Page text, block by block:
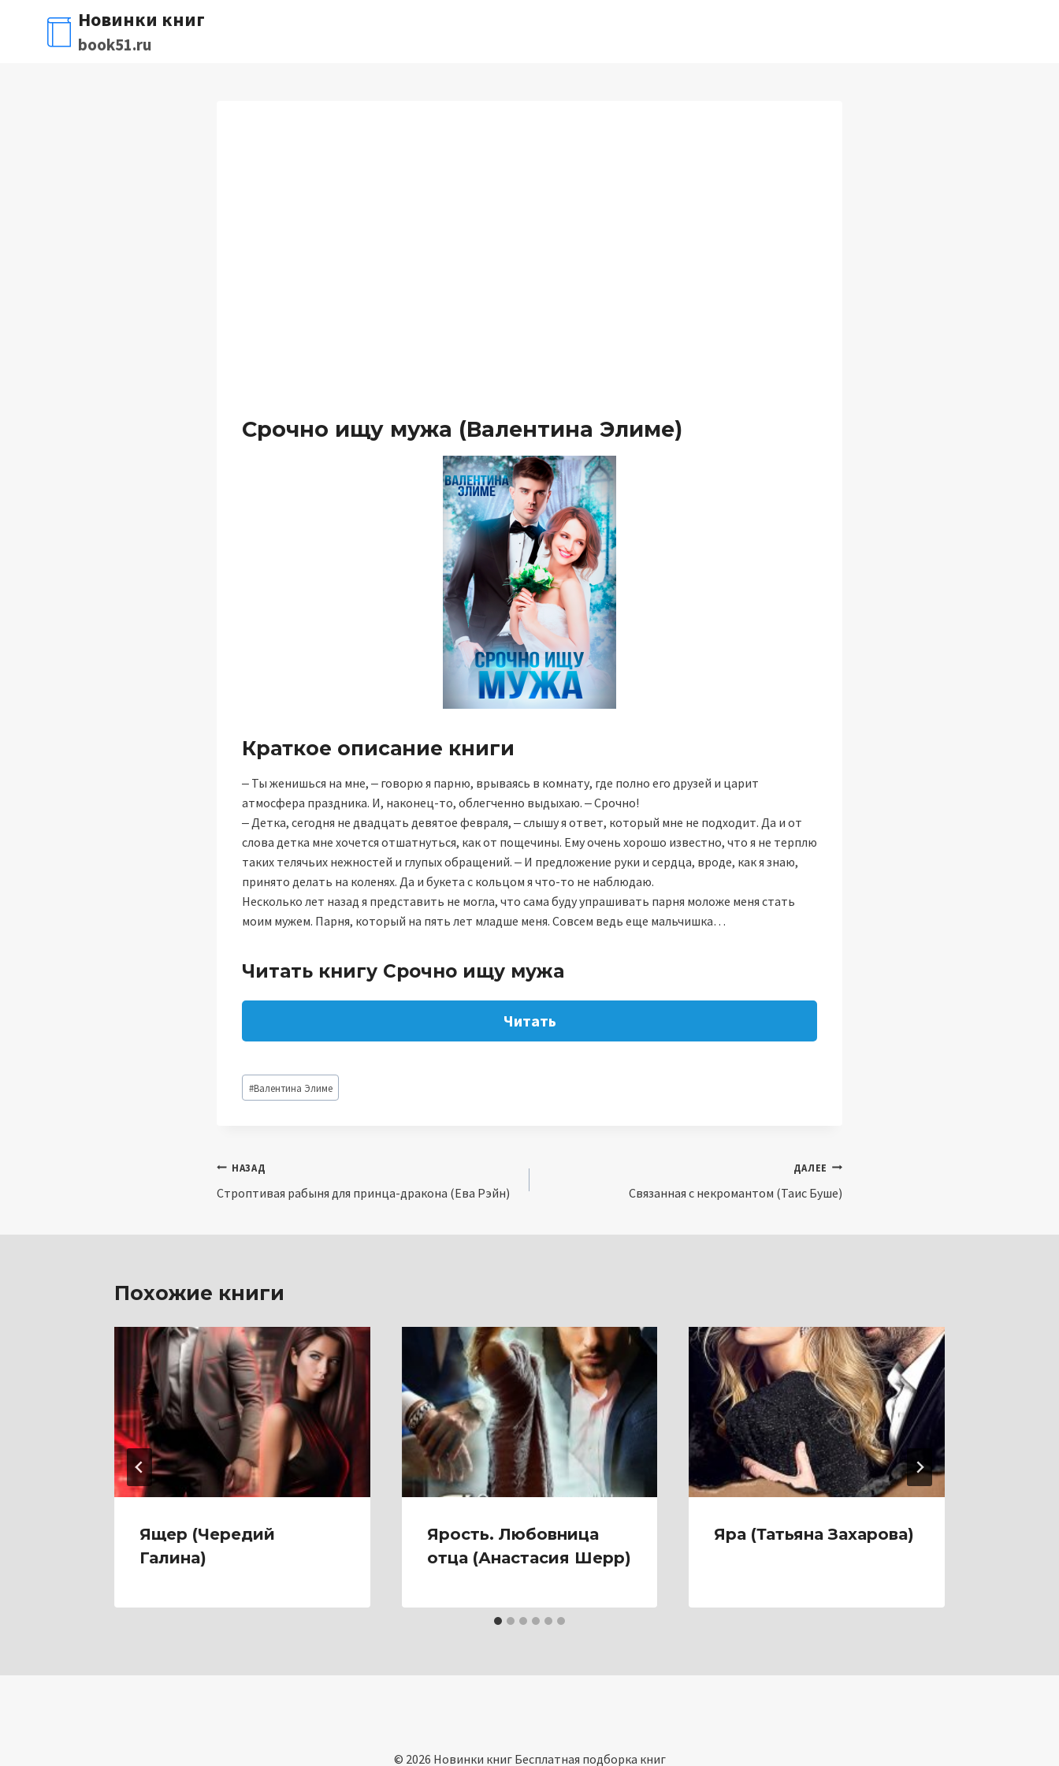
содержимому
Новинки книг
book51.ru
Срочно ищу мужа (Валентина Элиме)
Краткое описание книги
‒ Ты женишься на мне, ‒ говорю я парню, врываясь в комнату, где полно его друзей и царит
атмосфера праздника. И, наконец-то, облегченно выдыхаю. ‒ Срочно!
‒ Детка, сегодня не двадцать девятое февраля, ‒ слышу я ответ, который мне не подходит. Да и от
слова детка мне хочется отшатнуться, как от пощечины. Ему очень хорошо известно, что я не терплю
таких телячьих нежностей и глупых обращений. ‒ И предложение руки и сердца, вроде, как я знаю,
принято делать на коленях. Да и букета с кольцом я что-то не наблюдаю.
Несколько лет назад я представить не могла, что сама буду упрашивать парня моложе меня стать
моим мужем. Парня, который на пять лет младше меня. Совсем ведь еще мальчишка…
Читать книгу Срочно ищу мужа
Читать
Метки
записи:
#Валентина Элиме
Навигация
по
НАЗАД
Строптивая рабыня для принца-дракона (Ева Рэйн)
ДАЛЕЕ
Связанная с некромантом (Таис Буше)
Похожие книги
Ящер (Чередий
Галина)
Ярость. Любовница
отца (Анастасия Шерр)
Яра (Татьяна Захарова)
© 2026 Новинки книг Бесплатная подборка книг